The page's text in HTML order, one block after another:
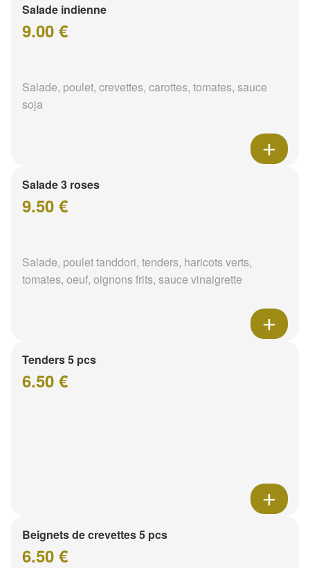
Salade indienne
9.00 €
Salade, poulet, crevettes, carottes, tomates, sauce
soja
Salade 3 roses
9.50 €
Salade, poulet tanddori, tenders, haricots verts,
tomates, oeuf, oignons frits, sauce vinaigrette
Tenders 5 pcs
6.50 €
Beignets de crevettes 5 pcs
6.50 €